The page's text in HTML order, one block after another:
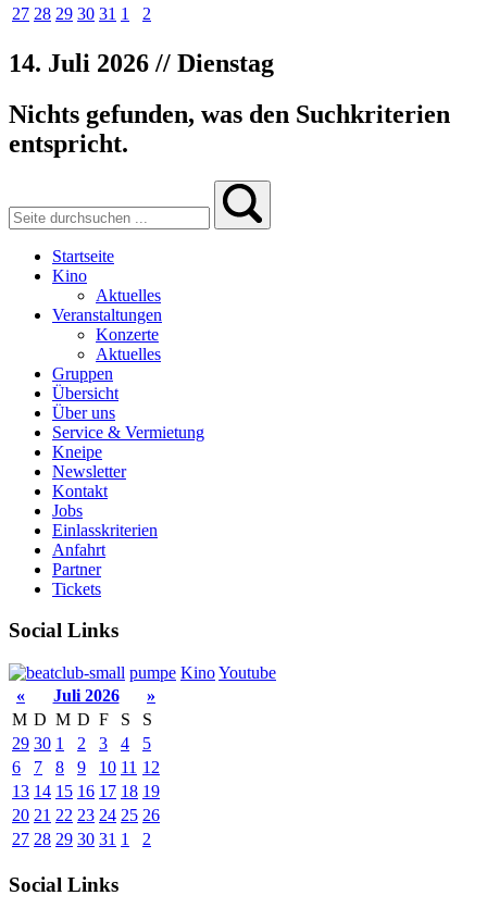
27 28 29 30 31 1 2
14. Juli 2026 // Dienstag
Nichts gefunden, was den Suchkriterien
entspricht.
Startseite
Kino
Aktuelles
Veranstaltungen
Konzerte
Aktuelles
Gruppen
Übersicht
Über uns
Service & Vermietung
Kneipe
Newsletter
Kontakt
Jobs
Einlasskriterien
Anfahrt
Partner
Tickets
Social Links
pumpe KinoYoutube
«
Juli 2026
»
M D M D F S
S
29 30 1 2 3 4
5
6
7 8 9 10 11 12
13 14 15 16 17 18 19
20 21 22 23 24 25 26
27 28 29 30 31 1 2
Social Links